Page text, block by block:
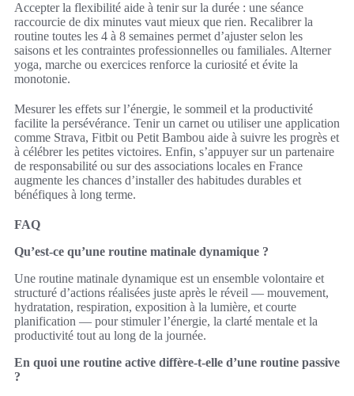
Accepter la flexibilité aide à tenir sur la durée : une séance
raccourcie de dix minutes vaut mieux que rien. Recalibrer la
routine toutes les 4 à 8 semaines permet d’ajuster selon les
saisons et les contraintes professionnelles ou familiales. Alterner
yoga, marche ou exercices renforce la curiosité et évite la
monotonie.
Mesurer les effets sur l’énergie, le sommeil et la productivité
facilite la persévérance. Tenir un carnet ou utiliser une application
comme Strava, Fitbit ou Petit Bambou aide à suivre les progrès et
à célébrer les petites victoires. Enfin, s’appuyer sur un partenaire
de responsabilité ou sur des associations locales en France
augmente les chances d’installer des habitudes durables et
bénéfiques à long terme.
FAQ
Qu’est‑ce qu’une routine matinale dynamique ?
Une routine matinale dynamique est un ensemble volontaire et
structuré d’actions réalisées juste après le réveil — mouvement,
hydratation, respiration, exposition à la lumière, et courte
planification — pour stimuler l’énergie, la clarté mentale et la
productivité tout au long de la journée.
En quoi une routine active diffère‑t‑elle d’une routine passive
?